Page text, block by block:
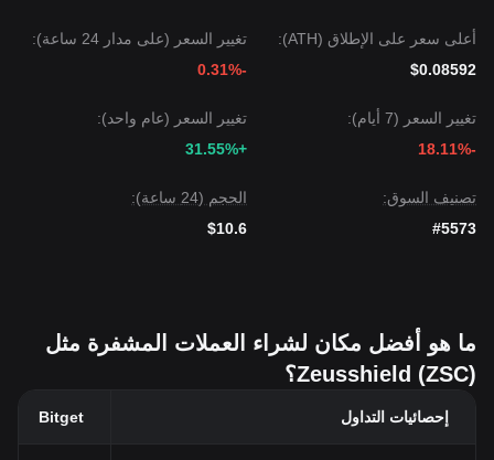
أعلى سعر على الإطلاق (ATH):
$0.08592
تغيير السعر (على مدار 24 ساعة):
-0.31%
تغيير السعر (7 أيام):
-18.11%
تغيير السعر (عام واحد):
+31.55%
تصنيف السوق:
#5573
الحجم (24 ساعة):
$10.6
ما هو أفضل مكان لشراء العملات المشفرة مثل
Zeusshield (ZSC)؟
إحصائيات التداول Bitget